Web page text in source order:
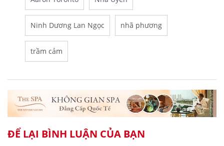
Ninh Dương Lan Ngọc nhã phương
trầm cảm
ĐỂ LẠI BÌNH LUẬN CỦA BẠN